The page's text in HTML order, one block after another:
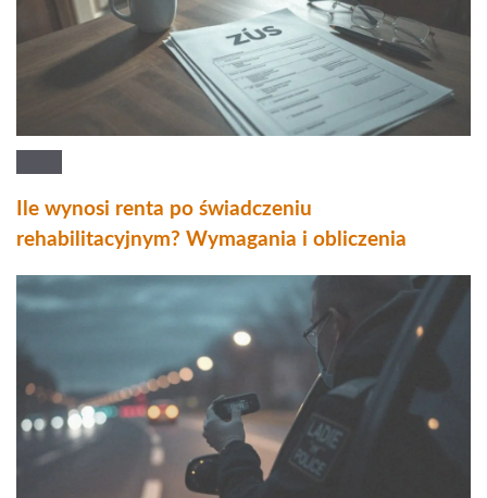
Ile wynosi renta po świadczeniu
rehabilitacyjnym? Wymagania i obliczenia